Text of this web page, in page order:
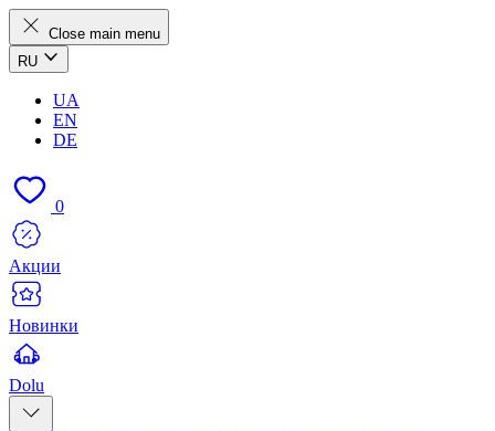
Close main menu
RU
UA
EN
DE
0
Акции
Новинки
Dolu